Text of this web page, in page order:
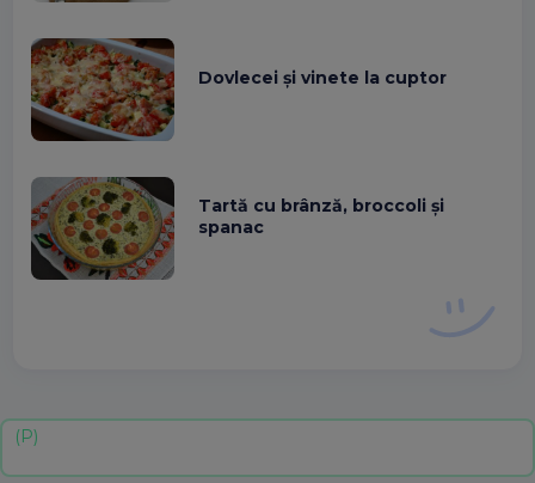
Dovlecei și vinete la cuptor
Tartă cu brânză, broccoli și
spanac